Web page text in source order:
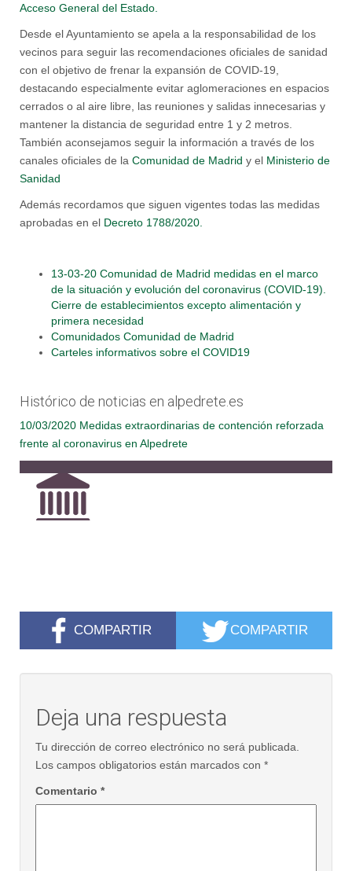
Acceso General del Estado.
Desde el Ayuntamiento se apela a la responsabilidad de los
vecinos para seguir las recomendaciones oficiales de sanidad
con el objetivo de frenar la expansión de COVID-19,
destacando especialmente evitar aglomeraciones en espacios
cerrados o al aire libre, las reuniones y salidas innecesarias y
mantener la distancia de seguridad entre 1 y 2 metros.
También aconsejamos seguir la información a través de los
canales oficiales de la Comunidad de Madrid y el Ministerio de
Sanidad
Además recordamos que siguen vigentes todas las medidas
aprobadas en el Decreto 1788/2020.
13-03-20 Comunidad de Madrid medidas en el marco
de la situación y evolución del coronavirus (COVID-19).
Cierre de establecimientos excepto alimentación y
primera necesidad
Comunidados Comunidad de Madrid
Carteles informativos sobre el COVID19
Histórico de noticias en alpedrete.es
10/03/2020 Medidas extraordinarias de contención reforzada
frente al coronavirus en Alpedrete
COMPARTIR COMPARTIR
Deja una respuesta
Tu dirección de correo electrónico no será publicada.
Los campos obligatorios están marcados con *
Comentario *